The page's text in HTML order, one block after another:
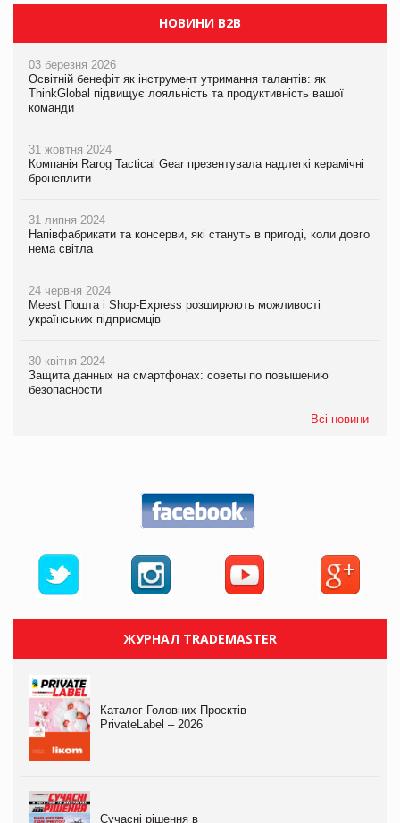
НОВИНИ B2B
03 березня 2026
Освітній бенефіт як інструмент утримання талантів: як
ThinkGlobal підвищує лояльність та продуктивність вашої
команди
31 жовтня 2024
Компанія Rarog Tactical Gear презентувала надлегкі керамічні
бронеплити
31 липня 2024
Напівфабрикати та консерви, які стануть в пригоді, коли довго
нема світла
24 червня 2024
Meest Пошта і Shop-Express розширюють можливості
українських підприємців
30 квітня 2024
Защита данных на смартфонах: советы по повышению
безопасности
Всі новини
ЖУРНАЛ TRADEMASTER
Каталог Головних Проєктів
PrivateLabel – 2026
Сучасні рішення в